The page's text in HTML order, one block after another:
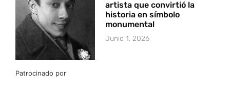
artista que convirtió la
historia en símbolo
monumental
Junio 1, 2026
Patrocinado por